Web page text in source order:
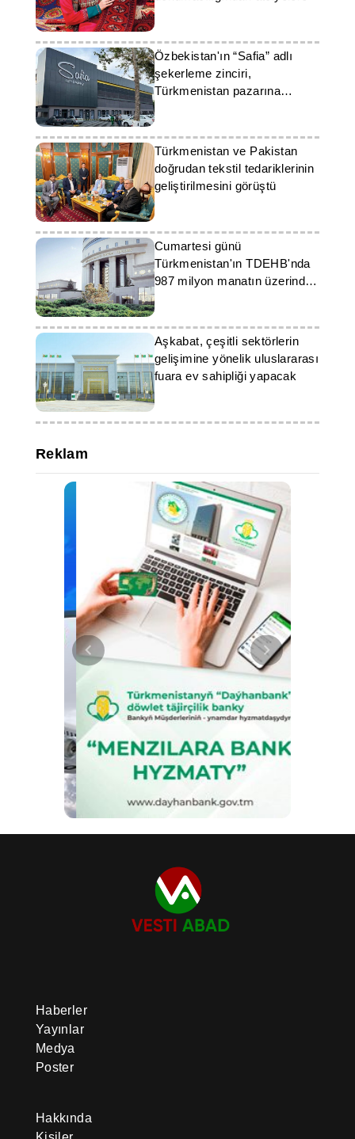
Özbekistan'ın “Safia” adlı
şekerleme zinciri,
Türkmenistan pazarına
girmeyi planlıyor
Türkmenistan ve Pakistan
doğrudan tekstil tedariklerinin
geliştirilmesini görüştü
Cumartesi günü
Türkmenistan'ın TDEHB'nda
987 milyon manatın üzerinde
işlem gerçekleştirildi
Aşkabat, çeşitli sektörlerin
gelişimine yönelik uluslararası
fuara ev sahipliği yapacak
Reklam
Haberler
Yayınlar
Medya
Poster
Hakkında